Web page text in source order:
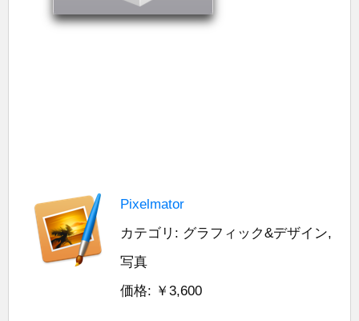
Pixelmator
カテゴリ: グラフィック&デザイン,
写真
価格: ￥3,600